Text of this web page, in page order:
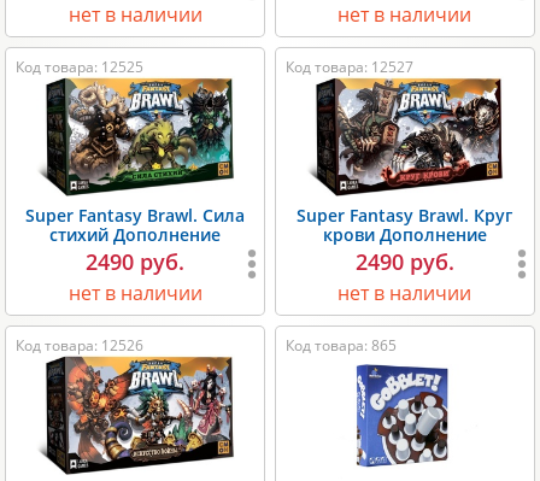
нет в наличии нет в наличии
Код товара: 12525
Super Fantasy Brawl. Сила
стихий Дополнение
2490 руб.
нет в наличии
Код товара: 12527
Super Fantasy Brawl. Круг
крови Дополнение
2490 руб.
нет в наличии
Код товара: 12526 Код товара: 865